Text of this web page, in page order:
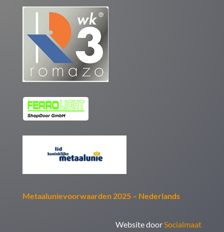
Metaalunievoorwaarden 2025 – Nederlands
Website door Socialmaat